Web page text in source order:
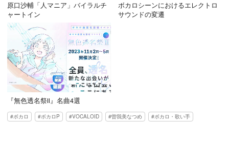
原口沙輔「人マニア」バイラルチ
ャートイン
ボカロシーンにおけるエレクトロ
サウンドの変遷
『無色透名祭Ⅱ』名曲4選
ボカロ ボカロP VOCALOID 曽我美なつめ ボカロ・歌い手